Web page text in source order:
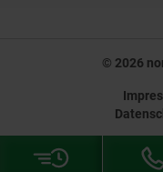
© 2026